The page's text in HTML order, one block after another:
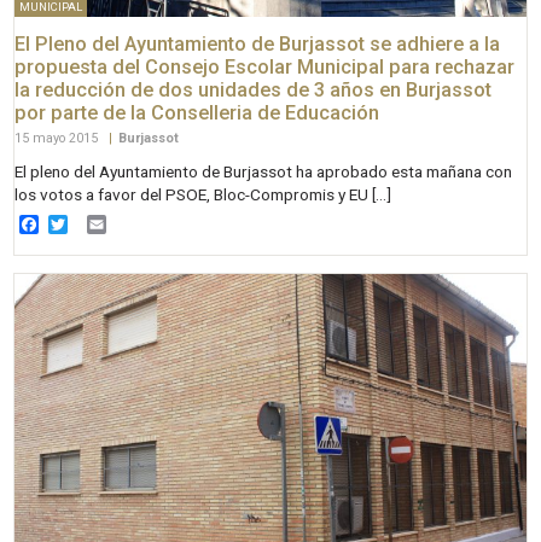
MUNICIPAL
El Pleno del Ayuntamiento de Burjassot se adhiere a la
propuesta del Consejo Escolar Municipal para rechazar
la reducción de dos unidades de 3 años en Burjassot
por parte de la Conselleria de Educación
15 mayo 2015 | Burjassot
El pleno del Ayuntamiento de Burjassot ha aprobado esta mañana con
los votos a favor del PSOE, Bloc-Compromis y EU […]
Facebook
Twitter